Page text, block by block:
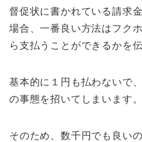
督促状に書かれている請求
場合、一番良い方法はフク
ら支払うことができるかを
基本的に１円も払わないで
の事態を招いてしまいます。
そのため、数千円でも良い